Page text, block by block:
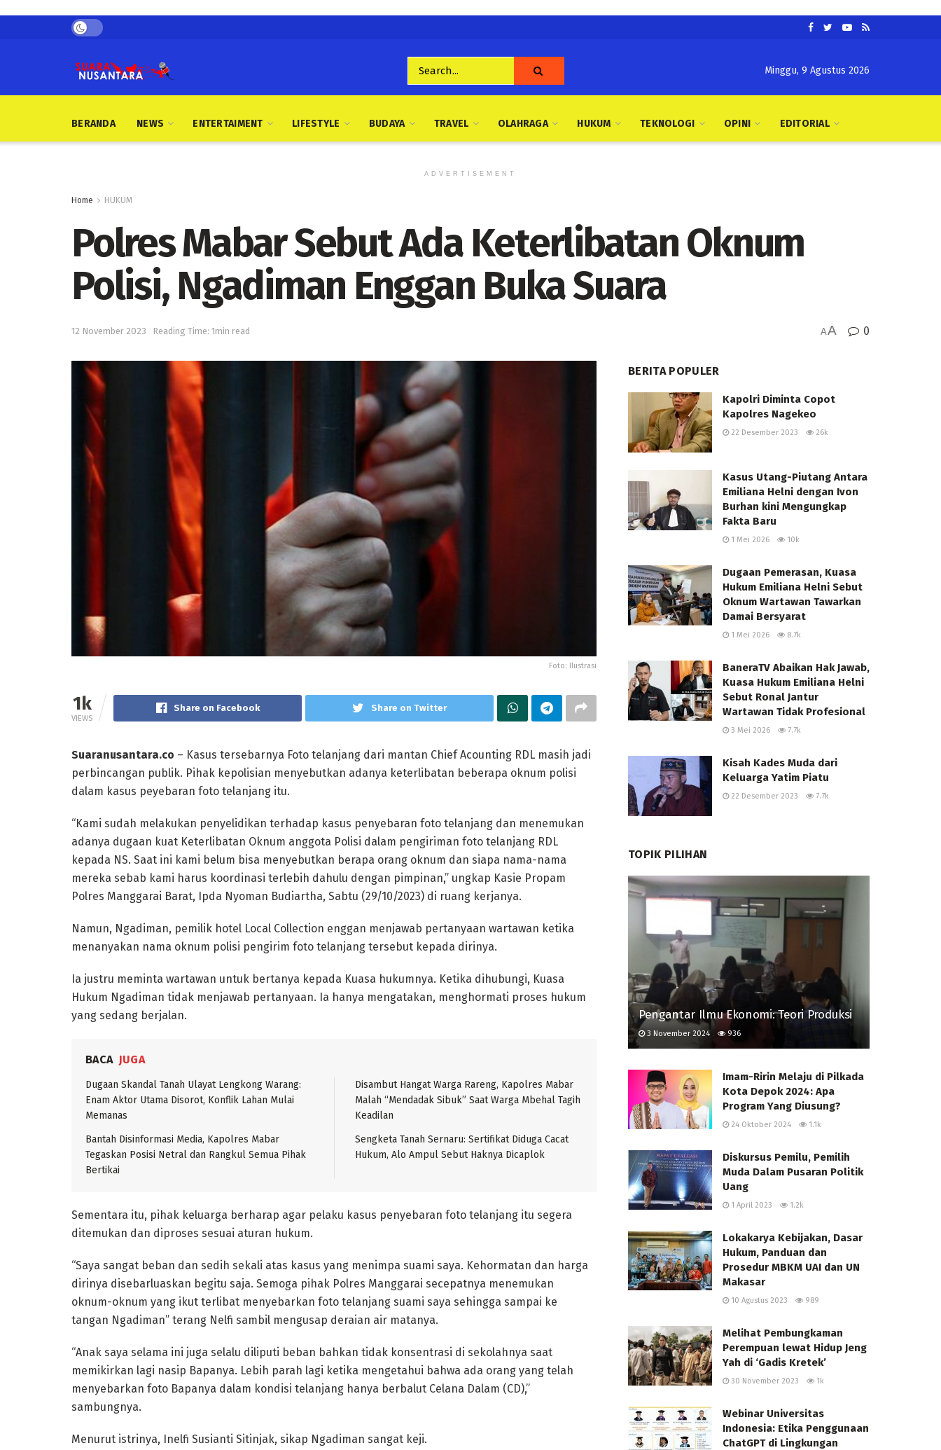
Minggu, 9 Agustus 2026
BERANDA NEWS ENTERTAIMENT LIFESTYLE BUDAYA TRAVEL OLAHRAGA HUKUM TEKNOLOGI OPINI EDITORIAL
ADVERTISEMENT
Home HUKUM
Polres Mabar Sebut Ada Keterlibatan Oknum
Polisi, Ngadiman Enggan Buka Suara
12 November 2023 Reading Time: 1min read AA 0
Foto: Ilustrasi
1k
VIEWS
Share on Facebook Share on Twitter
Suaranusantara.co – Kasus tersebarnya Foto telanjang dari mantan Chief Acounting RDL masih jadi
perbincangan publik. Pihak kepolisian menyebutkan adanya keterlibatan beberapa oknum polisi
dalam kasus peyebaran foto telanjang itu.
“Kami sudah melakukan penyelidikan terhadap kasus penyebaran foto telanjang dan menemukan
adanya dugaan kuat Keterlibatan Oknum anggota Polisi dalam pengiriman foto telanjang RDL
kepada NS. Saat ini kami belum bisa menyebutkan berapa orang oknum dan siapa nama-nama
mereka sebab kami harus koordinasi terlebih dahulu dengan pimpinan,” ungkap Kasie Propam
Polres Manggarai Barat, Ipda Nyoman Budiartha, Sabtu (29/10/2023) di ruang kerjanya.
Namun, Ngadiman, pemilik hotel Local Collection enggan menjawab pertanyaan wartawan ketika
menanyakan nama oknum polisi pengirim foto telanjang tersebut kepada dirinya.
Ia justru meminta wartawan untuk bertanya kepada Kuasa hukumnya. Ketika dihubungi, Kuasa
Hukum Ngadiman tidak menjawab pertanyaan. Ia hanya mengatakan, menghormati proses hukum
yang sedang berjalan.
BACA JUGA
Dugaan Skandal Tanah Ulayat Lengkong Warang:
Enam Aktor Utama Disorot, Konflik Lahan Mulai
Memanas
Bantah Disinformasi Media, Kapolres Mabar
Tegaskan Posisi Netral dan Rangkul Semua Pihak
Bertikai
Disambut Hangat Warga Rareng, Kapolres Mabar
Malah “Mendadak Sibuk” Saat Warga Mbehal Tagih
Keadilan
Sengketa Tanah Sernaru: Sertifikat Diduga Cacat
Hukum, Alo Ampul Sebut Haknya Dicaplok
Sementara itu, pihak keluarga berharap agar pelaku kasus penyebaran foto telanjang itu segera
ditemukan dan diproses sesuai aturan hukum.
“Saya sangat beban dan sedih sekali atas kasus yang menimpa suami saya. Kehormatan dan harga
dirinya disebarluaskan begitu saja. Semoga pihak Polres Manggarai secepatnya menemukan
oknum-oknum yang ikut terlibat menyebarkan foto telanjang suami saya sehingga sampai ke
tangan Ngadiman” terang Nelfi sambil mengusap deraian air matanya.
“Anak saya selama ini juga selalu diliputi beban bahkan tidak konsentrasi di sekolahnya saat
memikirkan lagi nasip Bapanya. Lebih parah lagi ketika mengetahui bahwa ada orang yang telah
menyebarkan foto Bapanya dalam kondisi telanjang hanya berbalut Celana Dalam (CD),”
sambungnya.
Menurut istrinya, Inelfi Susianti Sitinjak, sikap Ngadiman sangat keji.
BERITA POPULER
Kapolri Diminta Copot
Kapolres Nagekeo
22 Desember 2023 26k
Kasus Utang-Piutang Antara
Emiliana Helni dengan Ivon
Burhan kini Mengungkap
Fakta Baru
1 Mei 2026 10k
Dugaan Pemerasan, Kuasa
Hukum Emiliana Helni Sebut
Oknum Wartawan Tawarkan
Damai Bersyarat
1 Mei 2026 8.7k
BaneraTV Abaikan Hak Jawab,
Kuasa Hukum Emiliana Helni
Sebut Ronal Jantur
Wartawan Tidak Profesional
3 Mei 2026 7.7k
Kisah Kades Muda dari
Keluarga Yatim Piatu
22 Desember 2023 7.7k
TOPIK PILIHAN
Pengantar Ilmu Ekonomi: Teori Produksi
3 November 2024 936
Imam-Ririn Melaju di Pilkada
Kota Depok 2024: Apa
Program Yang Diusung?
24 Oktober 2024 1.1k
Diskursus Pemilu, Pemilih
Muda Dalam Pusaran Politik
Uang
1 April 2023 1.2k
Lokakarya Kebijakan, Dasar
Hukum, Panduan dan
Prosedur MBKM UAI dan UN
Makasar
10 Agustus 2023 989
Melihat Pembungkaman
Perempuan lewat Hidup Jeng
Yah di ‘Gadis Kretek’
30 November 2023 1k
Webinar Universitas
Indonesia: Etika Penggunaan
ChatGPT di Lingkungan